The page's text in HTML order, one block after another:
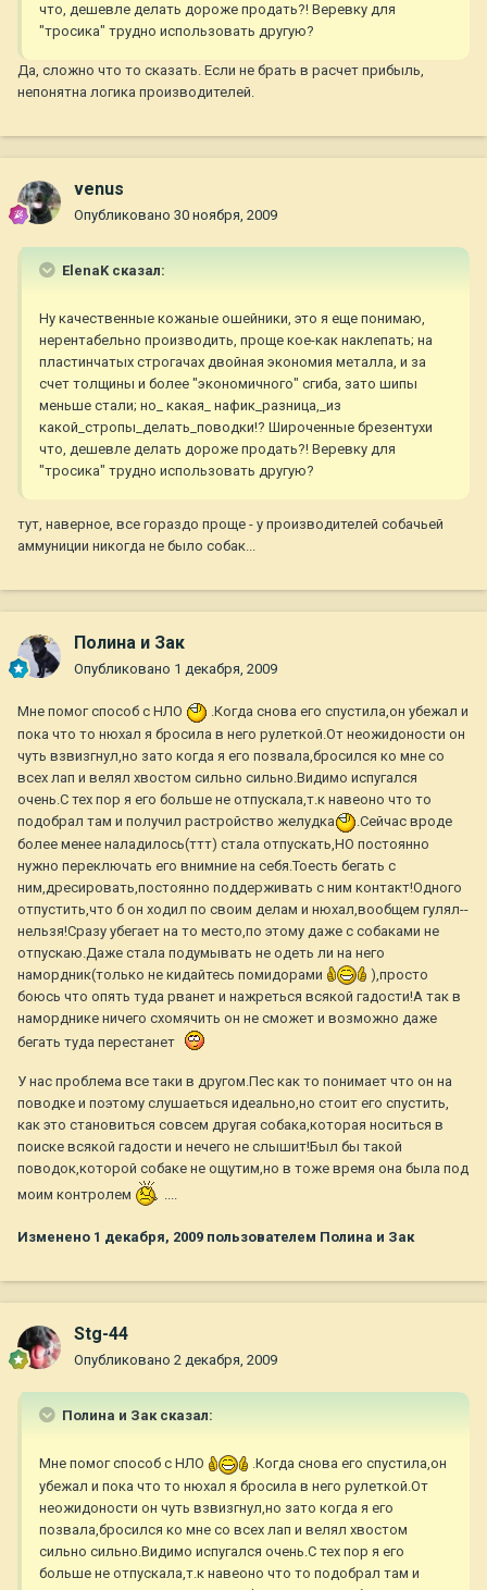
что, дешевле делать дороже продать?! Веревку для
"тросика" трудно использовать другую?
Да, сложно что то сказать. Если не брать в расчет прибыль,
непонятна логика производителей.
venus
Опубликовано 30 ноября, 2009
ElenaK сказал:
Ну качественные кожаные ошейники, это я еще понимаю,
нерентабельно производить, проще кое-как наклепать; на
пластинчатых строгачах двойная экономия металла, и за
счет толщины и более "экономичного" сгиба, зато шипы
меньше стали; но_ какая_ нафик_разница,_из
какой_стропы_делать_поводки!? Широченные брезентухи
что, дешевле делать дороже продать?! Веревку для
"тросика" трудно использовать другую?
тут, наверное, все гораздо проще - у производителей собачьей
аммуниции никогда не было собак...
Полина и Зак
Опубликовано 1 декабря, 2009
Мне помог способ с НЛО
.Когда снова его спустила,он убежал и
пока что то нюхал я бросила в него рулеткой.От неожидоности он
чуть взвизгнул,но зато когда я его позвала,бросился ко мне со
всех лап и велял хвостом сильно сильно.Видимо испугался
очень.С тех пор я его больше не отпускала,т.к навеоно что то
подобрал там и получил растройство желудка
.Сейчас вроде
более менее наладилось(ттт) стала отпускать,НО постоянно
нужно переключать его внимние на себя.Тоесть бегать с
ним,дресировать,постоянно поддерживать с ним контакт!Одного
отпустить,что б он ходил по своим делам и нюхал,вообщем гулял--
нельзя!Сразу убегает на то место,по этому даже с собаками не
отпускаю.Даже стала подумывать не одеть ли на него
намордник(только не кидайтесь помидорами
),просто
боюсь что опять туда рванет и нажреться всякой гадости!А так в
наморднике ничего схомячить он не сможет и возможно даже
бегать туда перестанет
У нас проблема все таки в другом.Пес как то понимает что он на
поводке и поэтому слушаеться идеально,но стоит его спустить,
как это становиться совсем другая собака,которая носиться в
поиске всякой гадости и нечего не слышит!Был бы такой
поводок,которой собаке не ощутим,но в тоже время она была под
моим контролем
....
Изменено 1 декабря, 2009 пользователем Полина и Зак
Stg-44
Опубликовано 2 декабря, 2009
Полина и Зак сказал:
Мне помог способ с НЛО
.Когда снова его спустила,он
убежал и пока что то нюхал я бросила в него рулеткой.От
неожидоности он чуть взвизгнул,но зато когда я его
позвала,бросился ко мне со всех лап и велял хвостом
сильно сильно.Видимо испугался очень.С тех пор я его
больше не отпускала,т.к навеоно что то подобрал там и